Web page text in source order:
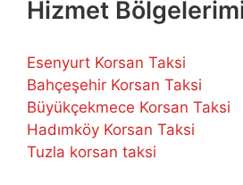
Hizmet
Esenyurt Korsan Taksi
Bahçeşehir Korsan Taksi
Büyükçekmece Korsan Taksi
Hadımköy Korsan Taksi
Tuzla korsan taksi